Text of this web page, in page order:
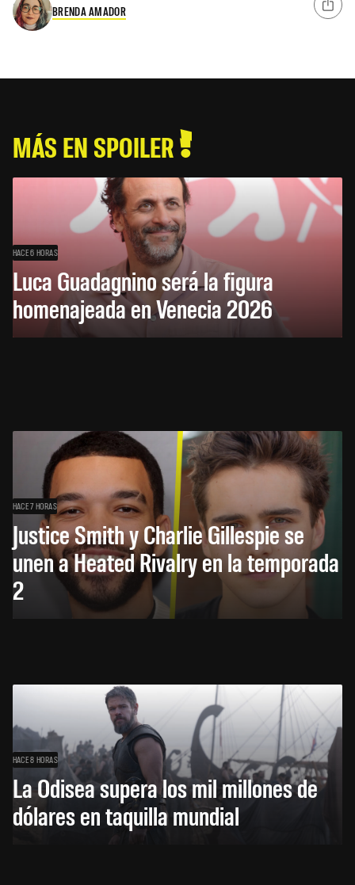
BRENDA AMADOR
MÁS EN SPOILER
HACE 6 HORAS
Luca Guadagnino será la figura
homenajeada en Venecia 2026
HACE 7 HORAS
Justice Smith y Charlie Gillespie se
unen a Heated Rivalry en la temporada
2
HACE 8 HORAS
La Odisea supera los mil millones de
dólares en taquilla mundial